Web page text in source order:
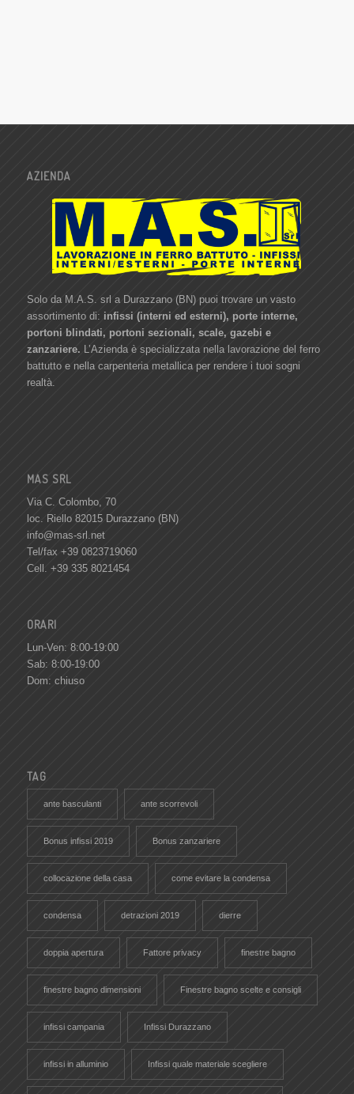
AZIENDA
Solo da M.A.S. srl a Durazzano (BN) puoi trovare un vasto
assortimento di: infissi (interni ed esterni), porte interne,
portoni blindati, portoni sezionali, scale, gazebi e
zanzariere. L’Azienda è specializzata nella lavorazione del ferro
battutto e nella carpenteria metallica per rendere i tuoi sogni
realtà.
MAS SRL
Via C. Colombo, 70
loc. Riello 82015 Durazzano (BN)
info@mas-srl.net
Tel/fax +39 0823719060
Cell. +39 335 8021454
ORARI
Lun-Ven: 8:00-19:00
Sab: 8:00-19:00
Dom: chiuso
TAG
ante basculanti ante scorrevoli
Bonus infissi 2019 Bonus zanzariere
collocazione della casa come evitare la condensa
condensa detrazioni 2019 dierre
doppia apertura Fattore privacy finestre bagno
finestre bagno dimensioni Finestre bagno scelte e consigli
infissi campania Infissi Durazzano
infissi in alluminio Infissi quale materiale scegliere